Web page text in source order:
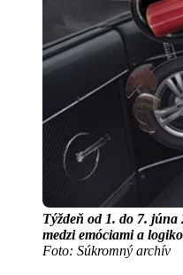
Týždeň od 1. do 7. júna
medzi emóciami a
Foto: Súkromný archív